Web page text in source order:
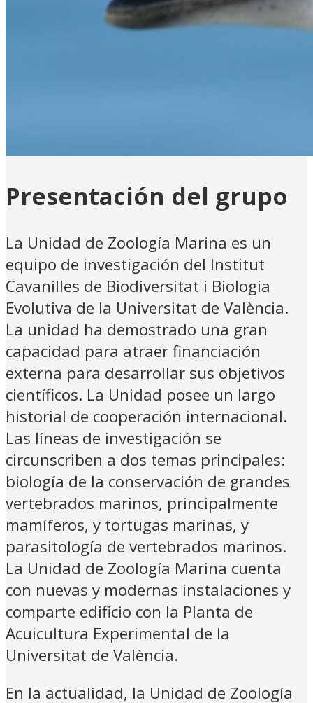
Presentación del grupo
La Unidad de Zoología Marina es un
equipo de investigación del Institut
Cavanilles de Biodiversitat i Biologia
Evolutiva de la Universitat de València.
La unidad ha demostrado una gran
capacidad para atraer financiación
externa para desarrollar sus objetivos
científicos. La Unidad posee un largo
historial de cooperación internacional.
Las líneas de investigación se
circunscriben a dos temas principales:
biología de la conservación de grandes
vertebrados marinos, principalmente
mamíferos, y tortugas marinas, y
parasitología de vertebrados marinos.
La Unidad de Zoología Marina cuenta
con nuevas y modernas instalaciones y
comparte edificio con la Planta de
Acuicultura Experimental de la
Universitat de València.
En la actualidad, la Unidad de Zoología